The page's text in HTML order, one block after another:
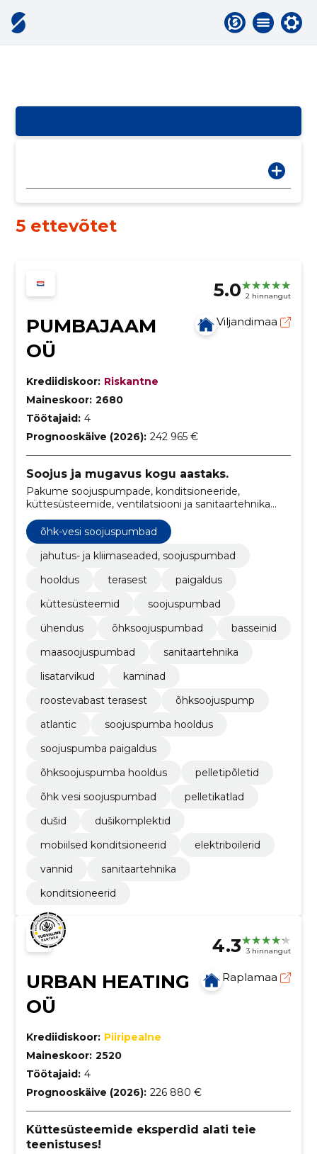
5 ettevõtet
5.0 2 hinnangut
PUMBAJAAM
OÜ
Viljandimaa
Krediidiskoor: Riskantne
Maineskoor: 2680
Töötajaid: 4
Prognooskäive (2026): 242 965 €
Soojus ja mugavus kogu aastaks.
Pakume soojuspumpade, konditsioneeride,
küttesüsteemide, ventilatsiooni ja sanitaartehnika
toodete müüki, paigaldust ja hooldust.
õhk-vesi soojuspumbad
jahutus- ja kliimaseaded, soojuspumbad
hooldus
terasest
paigaldus
küttesüsteemid
soojuspumbad
ühendus
õhksoojuspumbad
basseinid
maasoojuspumbad
sanitaartehnika
lisatarvikud
kaminad
roostevabast terasest
õhksoojuspump
atlantic
soojuspumba hooldus
soojuspumba paigaldus
õhksoojuspumba hooldus
pelletipõletid
õhk vesi soojuspumbad
pelletikatlad
dušid
dušikomplektid
mobiilsed konditsioneerid
elektriboilerid
vannid
sanitaartehnika
konditsioneerid
4.3 3 hinnangut
URBAN HEATING
OÜ
Raplamaa
Krediidiskoor: Piiripealne
Maineskoor: 2520
Töötajaid: 4
Prognooskäive (2026): 226 880 €
Küttesüsteemide eksperdid alati teie
teenistuses!